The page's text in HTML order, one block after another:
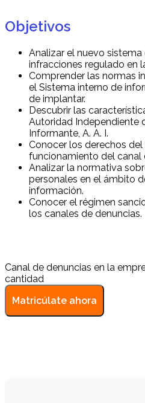
Objetivos
Analizar el nuevo
infracciones regulado en
Comprender las normas
el Sistema interno de
de implantar.
Descubrir las
Autoridad Independiente
Informante, A. A. I.
Conocer los derechos
funcionamiento del canal
Analizar la normativa
personales en el ámbito
información.
Conocer el régimen
los canales de denuncias.
Canal de denuncias en la
cantidad
Matricúlate ahora